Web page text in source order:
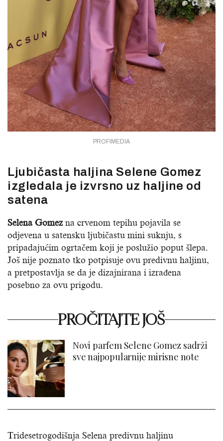
PROFIMEDIA
Ljubičasta haljina Selene Gomez
izgledala je izvrsno uz haljine od
satena
Selena Gomezna crvenom tepihu pojavila se
odjevena u satensku ljubičastu mini suknju, s
pripadajućim ogrtačem koji je poslužio poput šlepa.
Još nije poznato tko potpisuje ovu predivnu haljinu,
a pretpostavlja se da je dizajnirana i izrađena
posebno za ovu prigodu.
PROČITAJTE JOŠ
Novi parfem Selene Gomez sadrži
sve najpopularnije mirisne note
Tridesetrogodišnja Selena predivnu haljinu